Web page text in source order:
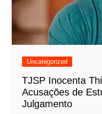
Uncategorized
TJSP Inocenta
Acusações de
Julgamento